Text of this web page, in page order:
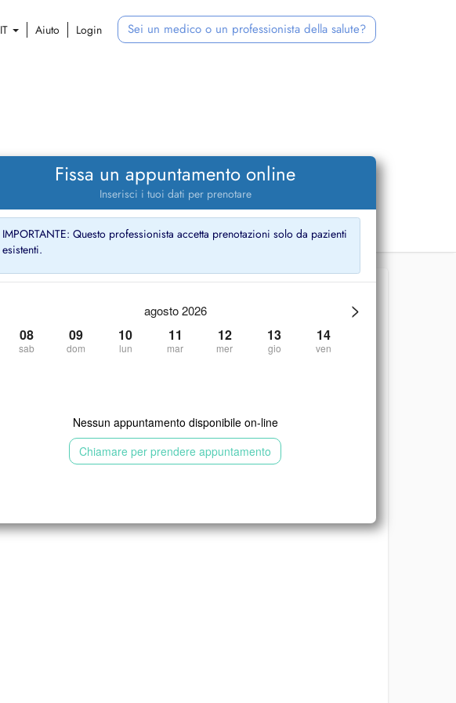
IT Aiuto Login Sei un medico o un professionista della salute?
Fissa un appuntamento online
Inserisci i tuoi dati per prenotare
IMPORTANTE: Questo professionista accetta prenotazioni solo da pazienti
esistenti.
>
agosto 2026
08
sab
09
dom
10
lun
11
mar
12
mer
13
gio
14
ven
Nessun appuntamento disponibile on-line
Chiamare per prendere appuntamento